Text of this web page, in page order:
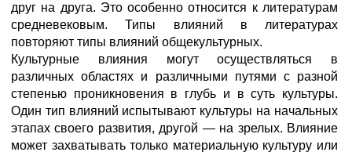
друг на друга. Это особенно относится к литературам
средневековым. Типы влияний в литературах
повторяют типы влияний общекультурных.
Культурные влияния могут осуществляться в
различных областях и различными путями с разной
степенью проникновения в глубь и в суть культуры.
Один тип влияний испытывают культуры на начальных
этапах своего развития, другой — на зрелых. Влияние
может захватывать только материальную культуру или